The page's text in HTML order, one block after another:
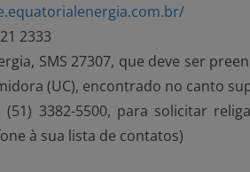
2333
SMS 27307, que deve ser
(UC), encontrado no canto
(51) 3382-5500, para solicitar
à sua lista de contatos)